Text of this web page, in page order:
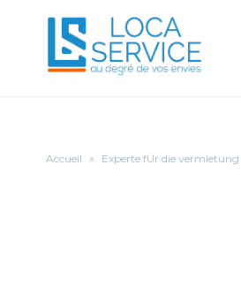
Accueil » Experte fÜr die